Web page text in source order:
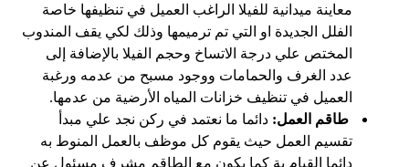
معاينة ميدانية للفيلا الراغب العميل في تنظيفها خاصة
الفلل الجديدة او التي تم ترميمها وذلك لكي يقف المندوب
المختص علي درجة الاتساخ وحجم الفيلا بالإضافة إلى
عدد الغرف والحمامات ووجود مسبح من عدمه ورغبة
العميل في تنظيف خزانات المياه الأرضية من عدمها.
طاقم العمل: دائما ما نعتمد في ركن نجد علي مبدأ
تقسيم العمل حيث يقوم كل موظف بالعمل المنوط به
دائما القيام بة كما يكون مع الطاقم مشرف مسئول عن